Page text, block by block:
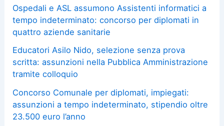
Ospedali e ASL assumono Assistenti informatici a
tempo indeterminato: concorso per diplomati in
quattro aziende sanitarie
Educatori Asilo Nido, selezione senza prova
scritta: assunzioni nella Pubblica Amministrazione
tramite colloquio
Concorso Comunale per diplomati, impiegati:
assunzioni a tempo indeterminato, stipendio oltre
23.500 euro l’anno